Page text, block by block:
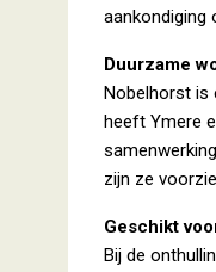
aankondiging
Duurzame
Nobelhorst is
heeft Ymere
zijn ze
Geschikt
Bij de